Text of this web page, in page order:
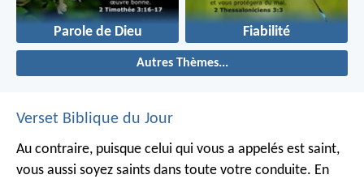
Parole de Dieu Fiabilité
Autres Thèmes...
Verset Biblique du Jour
Au contraire, puisque celui qui vous a appelés est saint,
vous aussi soyez saints dans toute votre conduite. En